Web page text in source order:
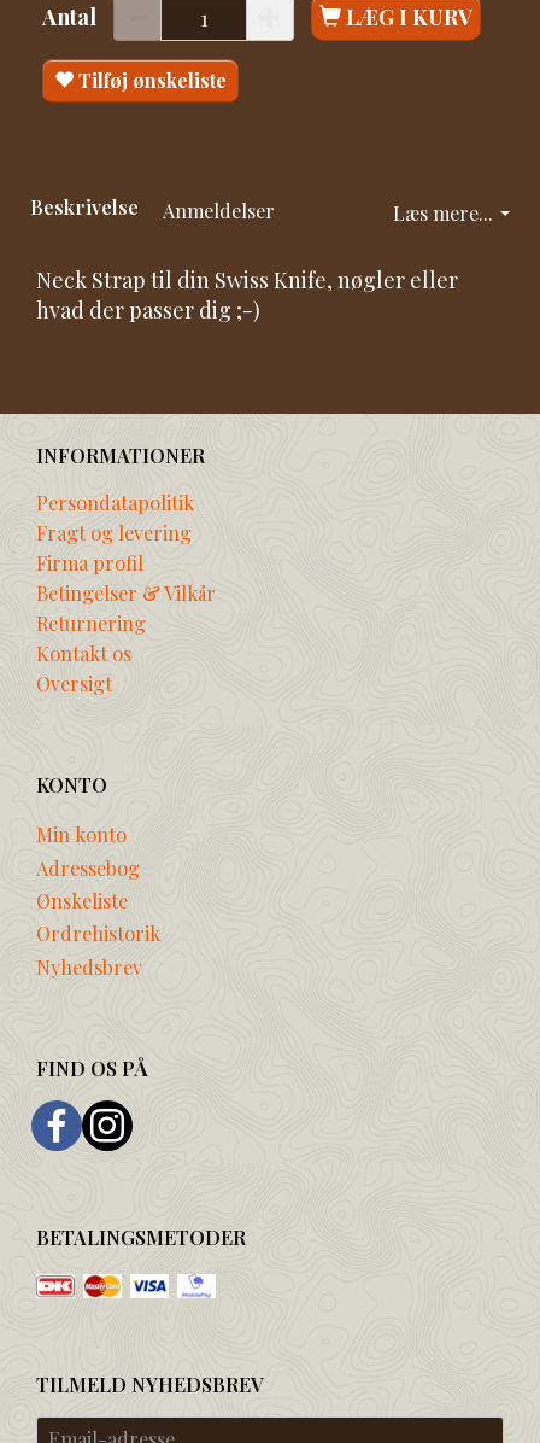
Antal LÆG I KURV
Tilføj ønskeliste
Læs mere...
Beskrivelse Anmeldelser
Neck Strap til din Swiss Knife, nøgler eller
hvad der passer dig ;-)
INFORMATIONER
Persondatapolitik
Fragt og levering
Firma profil
Betingelser & Vilkår
Returnering
Kontakt os
Oversigt
KONTO
Min konto
Adressebog
Ønskeliste
Ordrehistorik
Nyhedsbrev
FIND OS PÅ
BETALINGSMETODER
TILMELD NYHEDSBREV
Email-